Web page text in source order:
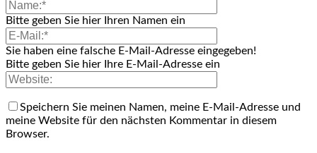
Bitte geben Sie hier Ihren Namen ein
Sie haben eine falsche E-Mail-Adresse eingegeben!
Bitte geben Sie hier Ihre E-Mail-Adresse ein
Speichern Sie meinen Namen, meine E-Mail-Adresse und
meine Website für den nächsten Kommentar in diesem
Browser.